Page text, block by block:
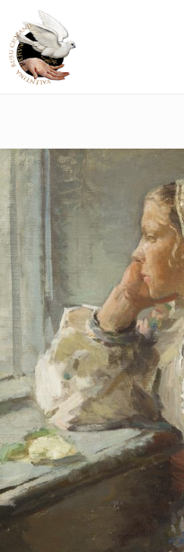
Biografie
Opere
de
artă
V.R.C.
Atelier
Presa
Publicații